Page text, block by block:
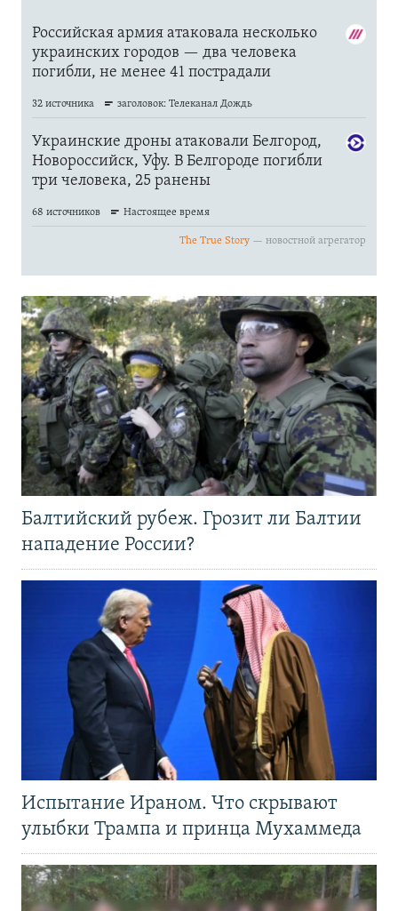
Балтийский рубеж. Грозит ли Балтии
нападение России?
Испытание Ираном. Что скрывают
улыбки Трампа и принца Мухаммеда